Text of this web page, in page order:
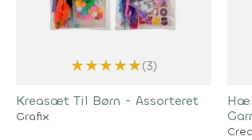
★★★★★(3)
Kreasæt Til Børn - Assorteret
Grafix